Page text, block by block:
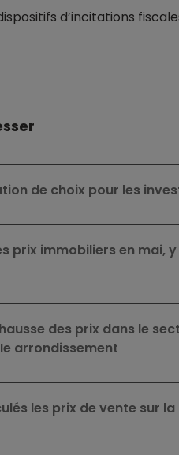
d’incitations
de choix pour les
prix immobiliers en mai,
des prix dans le
arrondissement
les prix de vente sur